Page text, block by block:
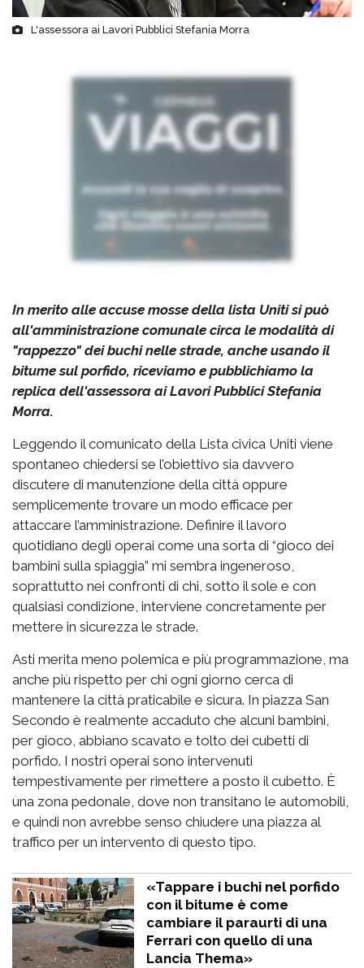
L'assessora ai Lavori Pubblici Stefania Morra
In merito alle accuse mosse della lista Uniti si può
all'amministrazione comunale circa le modalità di
"rappezzo" dei buchi nelle strade, anche usando il
bitume sul porfido, riceviamo e pubblichiamo la
replica dell'assessora ai Lavori Pubblici Stefania
Morra.
Leggendo il comunicato della Lista civica Uniti viene
spontaneo chiedersi se l’obiettivo sia davvero
discutere di manutenzione della città oppure
semplicemente trovare un modo efficace per
attaccare l’amministrazione. Definire il lavoro
quotidiano degli operai come una sorta di “gioco dei
bambini sulla spiaggia” mi sembra ingeneroso,
soprattutto nei confronti di chi, sotto il sole e con
qualsiasi condizione, interviene concretamente per
mettere in sicurezza le strade.
Asti merita meno polemica e più programmazione, ma
anche più rispetto per chi ogni giorno cerca di
mantenere la città praticabile e sicura. In piazza San
Secondo è realmente accaduto che alcuni bambini,
per gioco, abbiano scavato e tolto dei cubetti di
porfido. I nostri operai sono intervenuti
tempestivamente per rimettere a posto il cubetto. È
una zona pedonale, dove non transitano le automobili,
e quindi non avrebbe senso chiudere una piazza al
traffico per un intervento di questo tipo.
«Tappare i buchi nel porfido
con il bitume è come
cambiare il paraurti di una
Ferrari con quello di una
Lancia Thema»